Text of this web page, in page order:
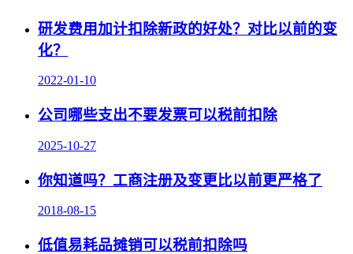
研发费用加计扣除新政的好处？对比以前的变
化？
2022-01-10
公司哪些支出不要发票可以税前扣除
2025-10-27
你知道吗？工商注册及变更比以前更严格了
2018-08-15
低值易耗品摊销可以税前扣除吗